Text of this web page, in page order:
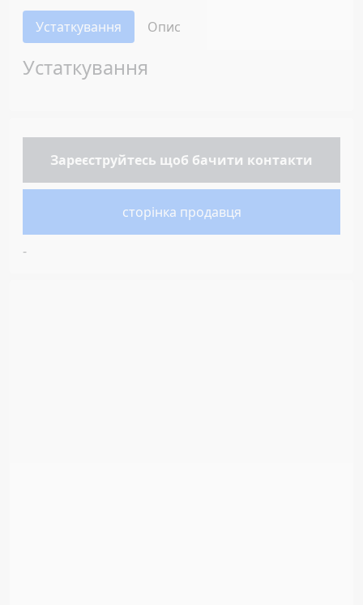
Устаткування Опис
Устаткування
Зареєструйтесь щоб бачити контакти
сторінка продавця
-